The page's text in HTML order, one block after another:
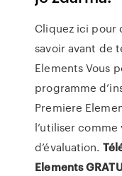
Cliquez ici pour
savoir avant de
Elements Vous
programme
Premiere
l’utiliser
d’évaluation.
Elements